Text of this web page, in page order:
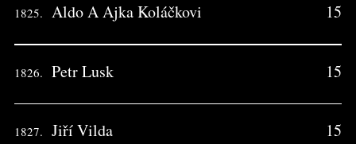
1825. Aldo A Ajka Koláčkovi 15
1826. Petr Lusk 15
1827. Jiří Vilda 15